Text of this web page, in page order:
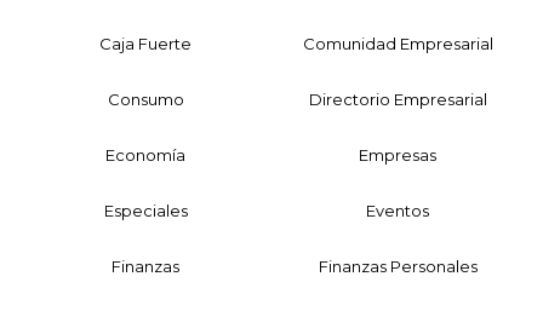
Caja Fuerte Comunidad Empresarial
Consumo Directorio Empresarial
Economía Empresas
Especiales Eventos
Finanzas Finanzas Personales